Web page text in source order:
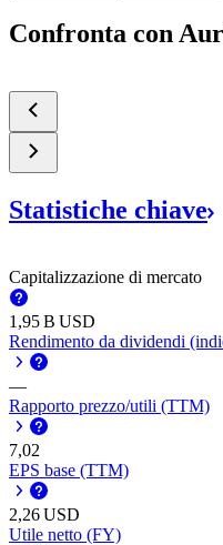
Confronta con
Statistiche chiave
Capitalizzazione di mercato
‪1,95 B‬ USD
Rendimento da dividendi
—
Rapporto prezzo/utili (TTM)
7,02
EPS base (TTM)
2,26USD
Utile netto (FY)